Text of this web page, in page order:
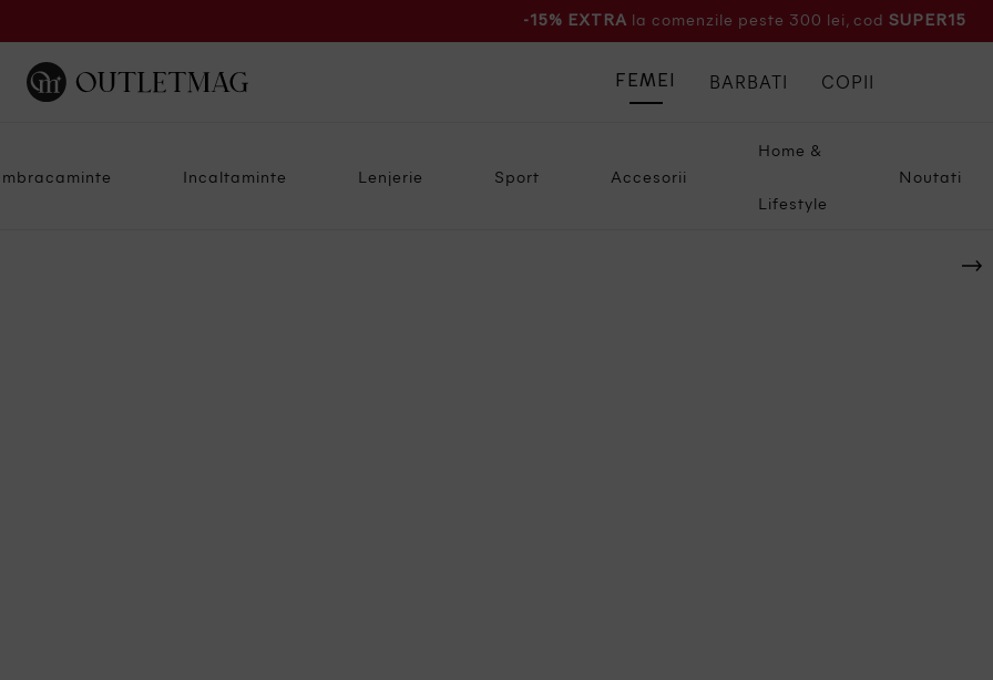
-15% EXTRA la comenzile peste 300 lei, cod SUPER15
Incaltaminte Lenjerie Sport Accesorii
Home &
Lifestyle
Noutati
FEMEI BARBATI COPII